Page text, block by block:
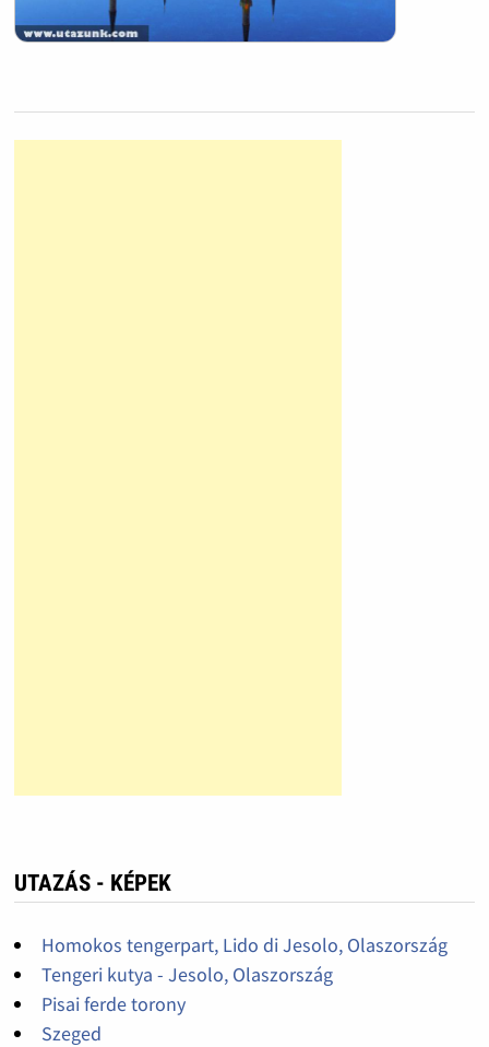
UTAZÁS - KÉPEK
Homokos tengerpart, Lido di Jesolo, Olaszország
Tengeri kutya - Jesolo, Olaszország
Pisai ferde torony
Szeged